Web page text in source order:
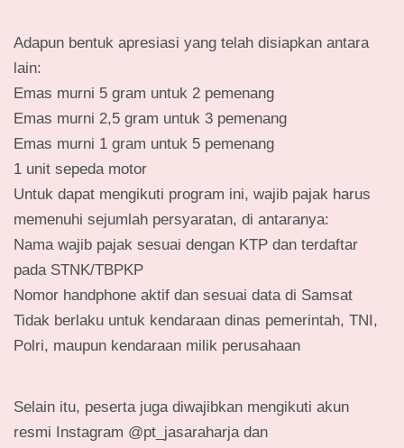
Adapun bentuk apresiasi yang telah disiapkan antara
lain:
Emas murni 5 gram untuk 2 pemenang
Emas murni 2,5 gram untuk 3 pemenang
Emas murni 1 gram untuk 5 pemenang
1 unit sepeda motor
Untuk dapat mengikuti program ini, wajib pajak harus
memenuhi sejumlah persyaratan, di antaranya:
Nama wajib pajak sesuai dengan KTP dan terdaftar
pada STNK/TBPKP
Nomor handphone aktif dan sesuai data di Samsat
Tidak berlaku untuk kendaraan dinas pemerintah, TNI,
Polri, maupun kendaraan milik perusahaan
Selain itu, peserta juga diwajibkan mengikuti akun
resmi Instagram @pt_jasaraharja dan